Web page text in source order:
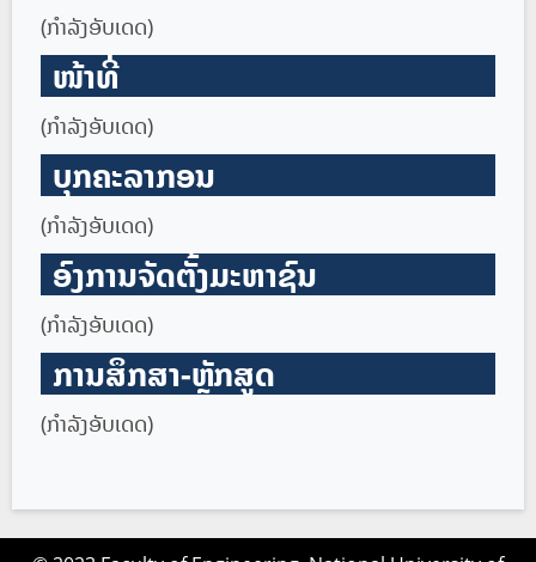
(ກໍາລັງອັບເດດ)
ໜ້າທີ່
(ກໍາລັງອັບເດດ)
ບຸກຄະລາກອນ
(ກໍາລັງອັບເດດ)
ອົງການຈັດຕັ້ງມະຫາຊົນ
(ກໍາລັງອັບເດດ)
ການສຶກສາ-ຫຼັກສູດ
(ກໍາລັງອັບເດດ)